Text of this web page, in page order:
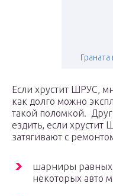
Если хрустит ШРУС,
как долго можно
такой поломкой.
ездить, если
затягивают с
шарниры равных
некоторых авто